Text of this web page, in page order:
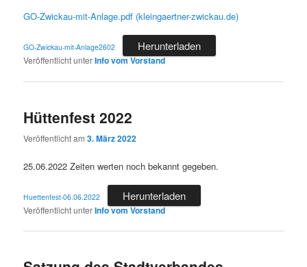
GO-Zwickau-mit-Anlage.pdf (kleingaertner-zwickau.de)
GO-Zwickau-mit-Anlage2602 Herunterladen
Veröffentlicht unterInfo vom Vorstand
Hüttenfest 2022
Veröffentlicht am3. März 2022
25.06.2022 Zeiten werten noch bekannt gegeben.
Huettenfest-06.06.2022 Herunterladen
Veröffentlicht unterInfo vom Vorstand